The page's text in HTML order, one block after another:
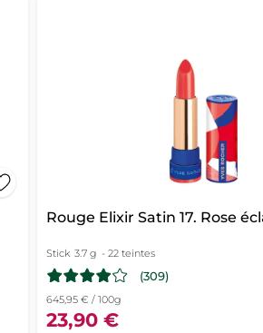
Rouge Elixir Satin 17. Rose
Stick 3.7 g - 22 teintes
(309)
645,95 € / 100g
23,90 €